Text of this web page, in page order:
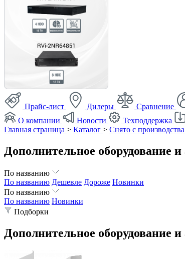
Прайс-лист Дилеры Сравнение
О компании
Новости Техподдержка
Главная страница > Каталог > Снято с производства
Дополнительное оборудование и
По названию
По названию Дешевле Дороже Новинки
По названию
По названию Новинки
Подборки
Дополнительное оборудование и